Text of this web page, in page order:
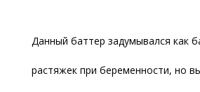
Данный баттер задумывался как
растяжек при беременности, но